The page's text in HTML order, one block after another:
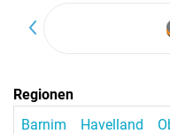
Regionen
Barnim
Havelland